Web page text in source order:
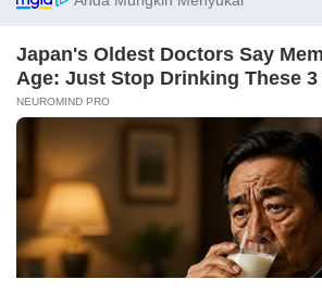
REFERENSI BERITA TERKINI
Ikuti Kami